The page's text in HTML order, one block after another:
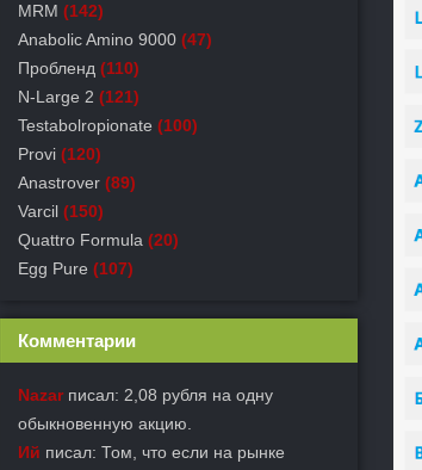
MRM (142)
Anabolic Amino 9000 (47)
Пробленд (110)
N-Large 2 (121)
Testabolropionate (100)
Provi (120)
Anastrover (89)
Varcil (150)
Quattro Formula (20)
Egg Pure (107)
Комментарии
Nazarписал: 2,08 рубля на одну
обыкновенную акцию.
Ий писал: Том, что если на рынке